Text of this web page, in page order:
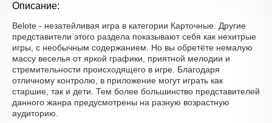
Описание:
Belote - незатейливая игра в категории Карточные. Другие
представители этого раздела показывают себя как нехитрые
игры, с необычным содержанием. Но вы обретёте немалую
массу веселья от яркой графики, приятной мелодии и
стремительности происходящего в игре. Благодаря
отличному контролю, в приложение могут играть как
старшие, так и дети. Тем более большинство представителей
данного жанра предусмотрены на разную возрастную
аудиторию.